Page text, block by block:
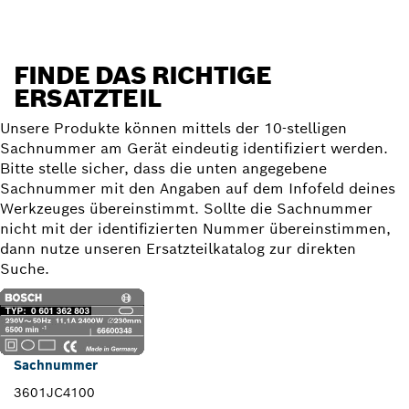
FINDE DAS RICHTIGE
ERSATZTEIL
Unsere Produkte können mittels der 10-stelligen
Sachnummer am Gerät eindeutig identifiziert werden.
Bitte stelle sicher, dass die unten angegebene
Sachnummer mit den Angaben auf dem Infofeld deines
Werkzeuges übereinstimmt. Sollte die Sachnummer
nicht mit der identifizierten Nummer übereinstimmen,
dann nutze unseren Ersatzteilkatalog zur direkten
Suche.
Sachnummer
3601JC4100